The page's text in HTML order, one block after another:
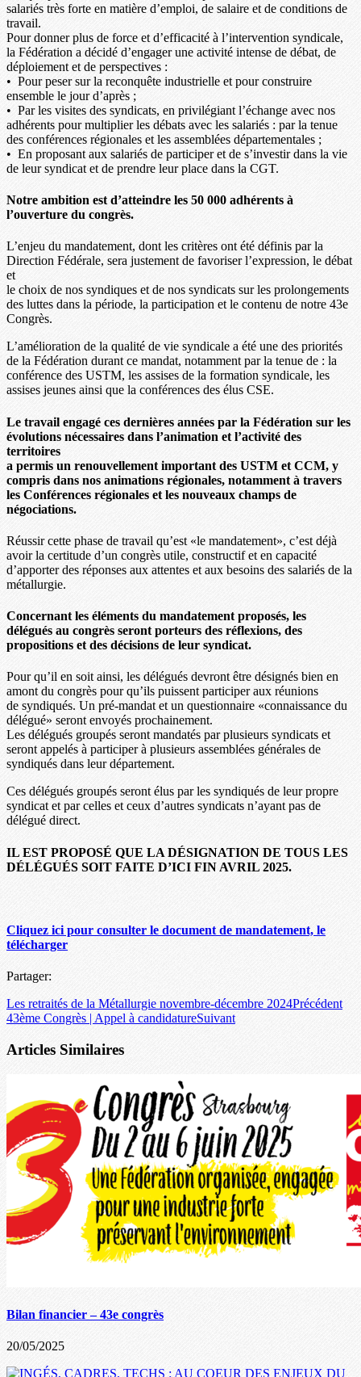
salariés très forte en matière d’emploi, de salaire et de conditions de
travail.
Pour donner plus de force et d’efficacité à l’intervention syndicale,
la Fédération a décidé d’engager une activité intense de débat, de
déploiement et de perspectives :
• Pour peser sur la reconquête industrielle et pour construire
ensemble le jour d’après ;
• Par les visites des syndicats, en privilégiant l’échange avec nos
adhérents pour multiplier les débats avec les salariés : par la tenue
des conférences régionales et les assemblées départementales ;
• En proposant aux salariés de participer et de s’investir dans la vie
de leur syndicat et de prendre leur place dans la CGT.
Notre ambition est d’atteindre les 50 000 adhérents à
l’ouverture du congrès.
L’enjeu du mandatement, dont les critères ont été définis par la
Direction Fédérale, sera justement de favoriser l’expression, le débat
et
le choix de nos syndiques et de nos syndicats sur les prolongements
des luttes dans la période, la participation et le contenu de notre 43e
Congrès.
L’amélioration de la qualité de vie syndicale a été une des priorités
de la Fédération durant ce mandat, notamment par la tenue de : la
conférence des USTM, les assises de la formation syndicale, les
assises jeunes ainsi que la conférences des élus CSE.
Le travail engagé ces dernières années par la Fédération sur les
évolutions nécessaires dans l’animation et l’activité des
territoires
a permis un renouvellement important des USTM et CCM, y
compris dans nos animations régionales, notamment à travers
les Conférences régionales et les nouveaux champs de
négociations.
Réussir cette phase de travail qu’est «le mandatement», c’est déjà
avoir la certitude d’un congrès utile, constructif et en capacité
d’apporter des réponses aux attentes et aux besoins des salariés de la
métallurgie.
Concernant les éléments du mandatement proposés, les
délégués au congrès seront porteurs des réflexions, des
propositions et des décisions de leur syndicat.
Pour qu’il en soit ainsi, les délégués devront être désignés bien en
amont du congrès pour qu’ils puissent participer aux réunions
de syndiqués. Un pré-mandat et un questionnaire «connaissance du
délégué» seront envoyés prochainement.
Les délégués groupés seront mandatés par plusieurs syndicats et
seront appelés à participer à plusieurs assemblées générales de
syndiqués dans leur département.
Ces délégués groupés seront élus par les syndiqués de leur propre
syndicat et par celles et ceux d’autres syndicats n’ayant pas de
délégué direct.
IL EST PROPOSÉ QUE LA DÉSIGNATION DE TOUS LES
DÉLÉGUÉS SOIT FAITE D’ICI FIN AVRIL 2025.
Cliquez ici pour consulter le document de mandatement, le
télécharger
Partager:
Les retraités de la Métallurgie novembre-décembre 2024Précédent
43ème Congrès | Appel à candidatureSuivant
Articles Similaires
Bilan financier – 43e congrès
20/05/2025